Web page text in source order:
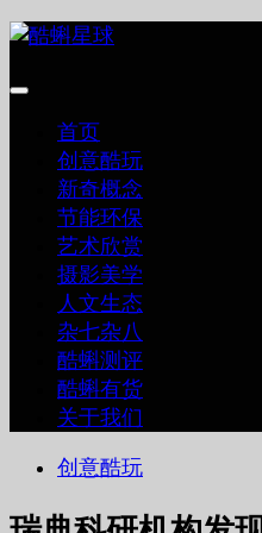
跳
内
首页
创意酷玩
新奇概念
节能环保
艺术欣赏
摄影美学
人文生态
杂七杂八
酷蝌测评
酷蝌有货
关于我们
创意酷玩